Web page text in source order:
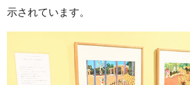
示されています。